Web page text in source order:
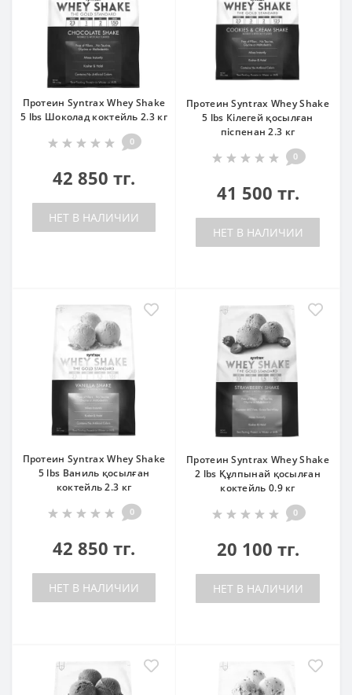
Протеин Syntrax Whey Shake
5 lbs Шоколад коктейль 2.3 кг
0
42 850 тг.
НЕТ В НАЛИЧИИ
Протеин Syntrax Whey Shake
5 lbs Кілегей қосылған
піспенан 2.3 кг
0
41 500 тг.
НЕТ В НАЛИЧИИ
Протеин Syntrax Whey Shake
5 lbs Ваниль қосылған
коктейль 2.3 кг
0
42 850 тг.
НЕТ В НАЛИЧИИ
Протеин Syntrax Whey Shake
2 lbs Құлпынай қосылған
коктейль 0.9 кг
0
20 100 тг.
НЕТ В НАЛИЧИИ